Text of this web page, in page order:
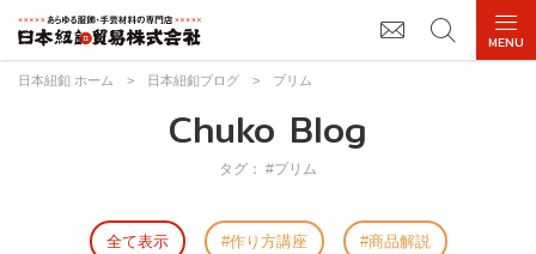
日本紐釦 ホーム > 日本紐釦ブログ > プリム
Chuko Blog
タグ： #プリム
全て表示 作り方講座 商品解説